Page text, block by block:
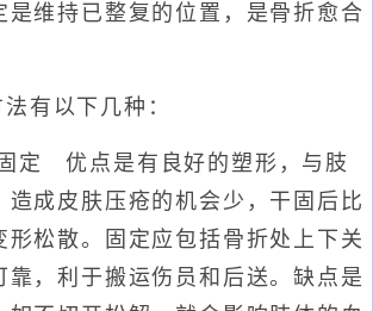
是维持已整复的位置，是骨折愈合
有以下几种：
定 优点是有良好的塑形，与肢
造成皮肤压疮的机会少，干固后比
形松散。固定应包括骨折处上下关
靠，利于搬运伤员和后送。缺点是